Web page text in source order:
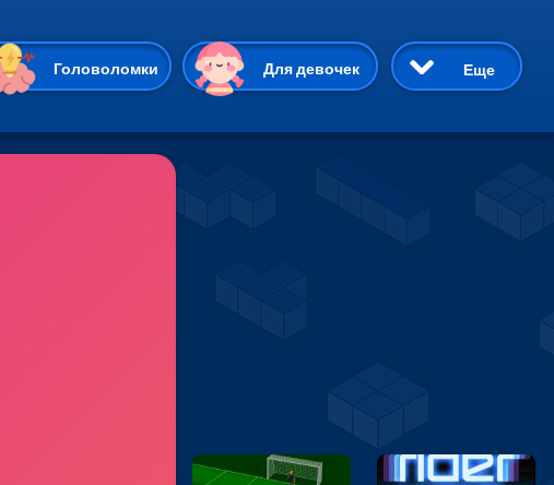
Головоломки Для девочек
3D Приключения
Еще